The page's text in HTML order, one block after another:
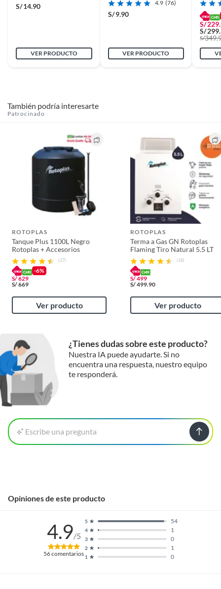
S/14.90
VER PRODUCTO
4.9 (76)
S/ 9.90
VER PRODUCTO
S/
S/
S/
También podría interesarte
Patrocinado
ROTOPLAS
Tanque Plus 1100L Negro
Rotoplas + Accesorios
(27)
-6%
S/629
S/669
Ver producto
ROTOPLAS
Terma a Gas GN Rotoplas
Flaming Tiro Natural 5.5 LT
(18)
S/499
S/499.90
Ver producto
¿Tienes dudas sobre este producto?
Nuestra IA puede ayudarte. Si no
encuentra una respuesta, nuestro equipo
te responderá.
Escribe una pregunta
Opiniones de este producto
4.9/5
56comentarios 1 0
2 1
3 0
4 1
5 54